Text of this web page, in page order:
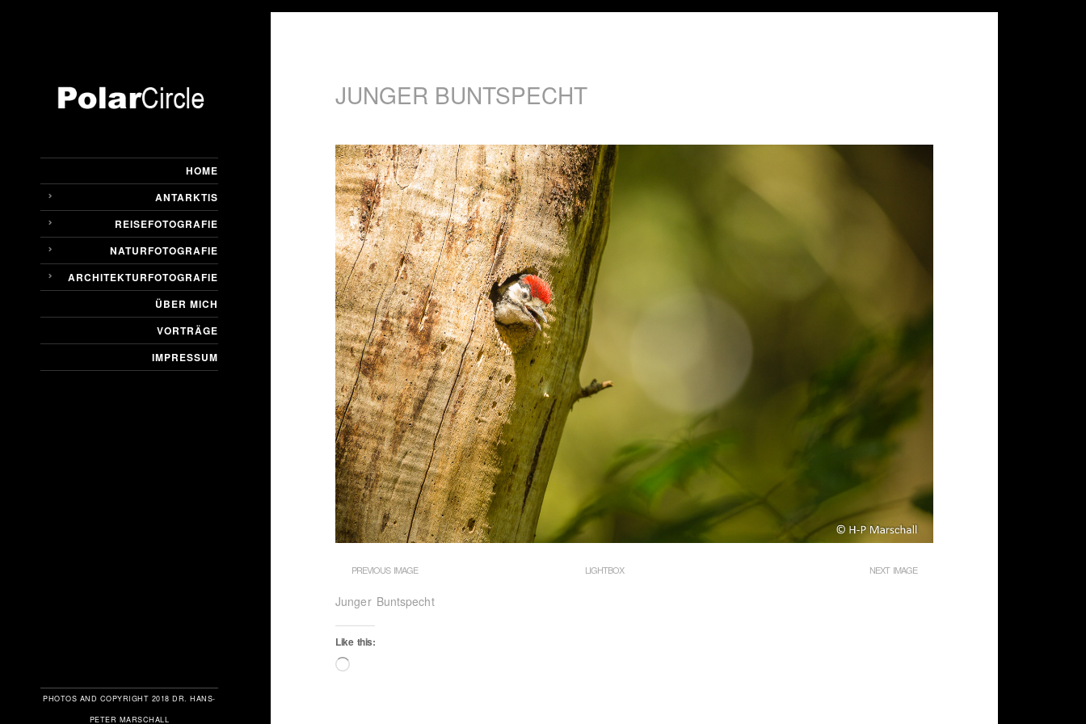
HOME
ANTARKTIS
REISEFOTOGRAFIE
NATURFOTOGRAFIE
ARCHITEKTURFOTOGRAFIE
ÜBER MICH
VORTRÄGE
IMPRESSUM
PHOTOS AND COPYRIGHT 2018 DR. HANS-
PETER MARSCHALL
JUNGER BUNTSPECHT
PREVIOUS IMAGE LIGHTBOX NEXT IMAGE
Junger Buntspecht
Like this:
Loading…